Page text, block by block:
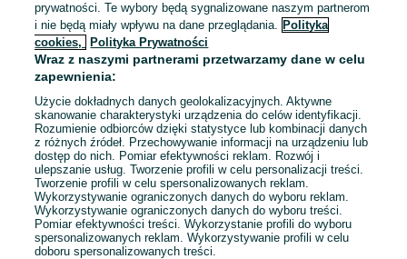
To ogłoszenie nie jest już dostępne
Przejdź na stronę główną
prywatności. Te wybory będą sygnalizowane naszym partnerom
i nie będą miały wpływu na dane przeglądania. Polityka
cookies,
Polityka Prywatności
Wraz z naszymi partnerami przetwarzamy dane w celu
zapewnienia:
Użycie dokładnych danych geolokalizacyjnych. Aktywne
skanowanie charakterystyki urządzenia do celów identyfikacji.
Rozumienie odbiorców dzięki statystyce lub kombinacji danych
z różnych źródeł. Przechowywanie informacji na urządzeniu lub
dostęp do nich. Pomiar efektywności reklam. Rozwój i
ulepszanie usług. Tworzenie profili w celu personalizacji treści.
Tworzenie profili w celu spersonalizowanych reklam.
Wykorzystywanie ograniczonych danych do wyboru reklam.
Wykorzystywanie ograniczonych danych do wyboru treści.
Pomiar efektywności treści. Wykorzystanie profili do wyboru
spersonalizowanych reklam. Wykorzystywanie profili w celu
doboru spersonalizowanych treści.